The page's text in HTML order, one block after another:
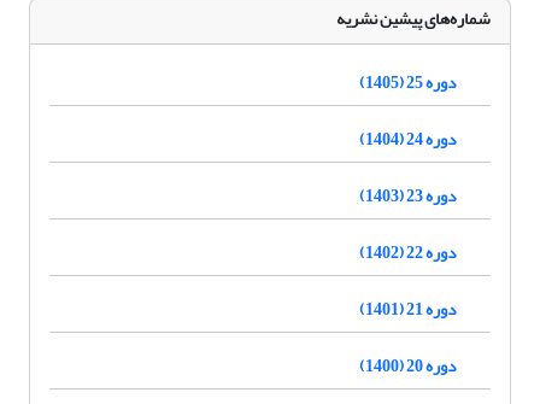
شماره‌های پیشین نشریه
دوره 25 (1405)
دوره 24 (1404)
دوره 23 (1403)
دوره 22 (1402)
دوره 21 (1401)
دوره 20 (1400)